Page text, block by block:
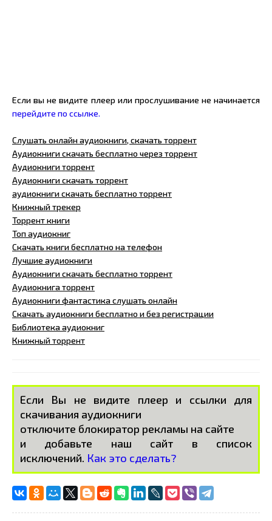
Если вы не видите плеер или прослушивание не начинается
перейдите по ссылке.
Слушать онлайн аудиокниги, скачать торрент
Аудиокниги скачать бесплатно через торрент
Аудиокниги торрент
Аудиокниги скачать торрент
аудиокниги скачать бесплатно торрент
Книжный трекер
Торрент книги
Топ аудиокниг
Скачать книги бесплатно на телефон
Лучшие аудиокниги
Аудиокниги скачать бесплатно торрент
Аудиокнига торрент
Аудиокниги фантастика слушать онлайн
Скачать аудиокниги бесплатно и без регистрации
Библиотека аудиокниг
Книжный торрент
Если Вы не видите плеер и ссылки для
скачивания аудиокниги
отключите блокиратор рекламы на сайте
и добавьте наш сайт в список
исключений. Как это сделать?